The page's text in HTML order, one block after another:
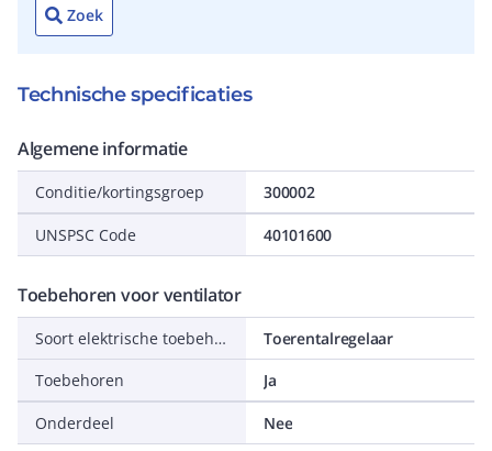
Zoek
Technische specificaties
Algemene informatie
Conditie/kortingsgroep 300002
UNSPSC Code 40101600
Toebehoren voor ventilator
Soort elektrische toebehoren
Toerentalregelaar
Toebehoren
Ja
Onderdeel Nee